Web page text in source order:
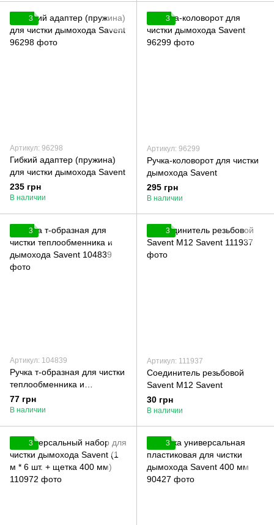
3
Артикул: 96298
Гибкий адаптер (пружина)
для чистки дымохода Savent
235 грн
В наличии
3
Артикул: 96299
Ручка-коловорот для чистки
дымохода Savent
295 грн
В наличии
3
Артикул: 104839
Ручка т-образная для чистки
теплообменника и
дымохода Savent
77 грн
В наличии
3
Артикул: 111937
Соединитель резьбовой
Savent М12 Savent
30 грн
В наличии
3 3